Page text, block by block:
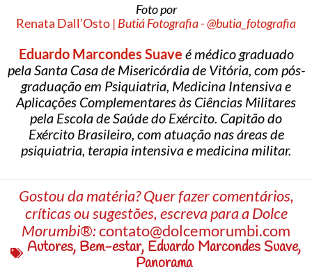
Foto por
Renata Dall’Osto | Butiá Fotografia - @butia_fotografia
Eduardo Marcondes Suave é médico graduado
pela Santa Casa de Misericórdia de Vitória, com pós-
graduação em Psiquiatria, Medicina Intensiva e
Aplicações Complementares às Ciências Militares
pela Escola de Saúde do Exército. Capitão do
Exército Brasileiro, com atuação nas áreas de
psiquiatria, terapia intensiva e medicina militar.
Gostou da matéria? Quer fazer comentários,
críticas ou sugestões, escreva para a Dolce
Morumbi®:contato@dolcemorumbi.com
Autores, Bem-estar, Eduardo Marcondes Suave,
Panorama